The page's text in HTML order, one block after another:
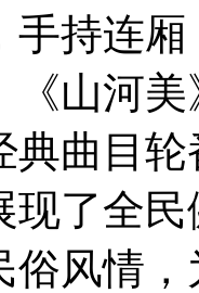
手持连
《山河
典曲目
现了全
俗风情